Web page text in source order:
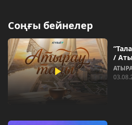
Соңғы бейнелер
/